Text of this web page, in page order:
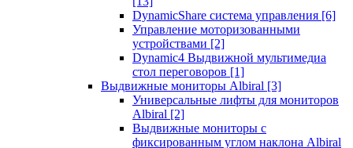
DynamicShare система управления [6]
Управление моторизованными
устройствами [2]
Dynamic4 Выдвижной мультимедиа
стол переговоров [1]
Выдвижные мониторы Albiral [3]
Универсальные лифты для мониторов
Albiral [2]
Выдвижные мониторы с
фиксированным углом наклона Albiral